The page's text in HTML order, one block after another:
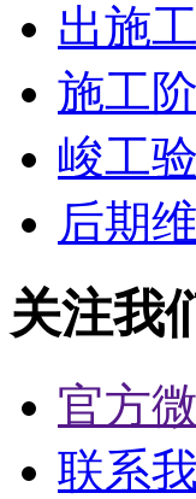
出施
施工
峻工
后期
关注我
官方
联系